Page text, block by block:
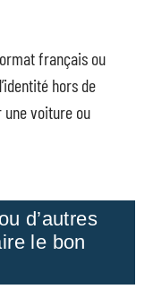
français ou
hors de
une voiture ou
d’autres
le bon